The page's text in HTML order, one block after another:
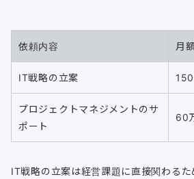
依頼内容 月
IT戦略の立案
プロジェクトマネジメントのサ
ポート
60
IT戦略の立案は経営課題に直接関わるた